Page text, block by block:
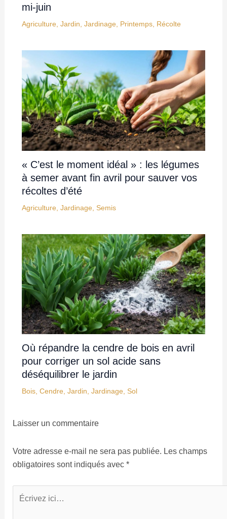
mi-juin
Agriculture Jardin Jardinage Printemps, Récolte
« C’est le moment idéal » : les légumes
à semer avant fin avril pour sauver vos
récoltes d’été
Agriculture Jardinage Semis
Où répandre la cendre de bois en avril
pour corriger un sol acide sans
déséquilibrer le jardin
Bois, Cendre, Jardin, Jardinage, Sol
Laisser un commentaire
Votre adresse e-mail ne sera pas publiée. Les champs
obligatoires sont indiqués avec *